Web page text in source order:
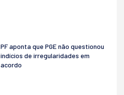
PF aponta que PGE não questionou
indícios de irregularidades em
acordo